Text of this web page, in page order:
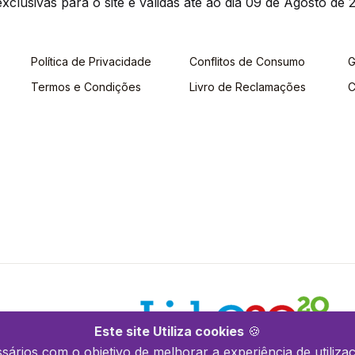
Este site Utiliza cookies 🍪
com o objetivo de melhorar a experiência de
Política de Privacidade
Termos e Condições
Conflitos de Consumo
Livro de Reclamações